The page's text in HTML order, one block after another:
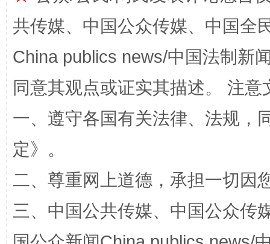
解纷+调解+退费，一次搞定
共传媒、中国公众传媒、中国全
China publics news/中国法制新
同意其观点或证实其描述。 注
一、遵守各国有关法律、法规，
定》。
二、尊重网上道德，承担一切因
三、中国公共传媒、中国公众传